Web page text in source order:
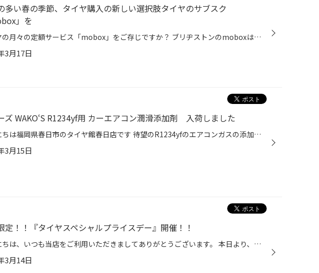
多い春の季節、タイヤ購入の新しい選択肢タイヤのサブスク
」を
タイヤの月々の定額サービス「mobox」をご存じですか？ ブリヂストンのmoboxはタイヤだけでなく、お車のメンテナンスも定額で利用できるサービスです。 春は新しいスタートを切る季節です。その一方で新生活の準備や、 お子様の入学・卒業に関わる行事など多くの出費が重なる時期でもあります。 ど...
3月17日
ズ WAKO‘S R1234yf用 カーエアコン潤滑添加剤 入荷しました
こんにちは福岡県春日市のタイヤ館春日店です 待望のR1234yfのエアコンガスの添加剤が ワコーズ WAKO‘S より発売されました。 ハイブリッド車、電気自動車にも対応しています。 経年劣化で減ったガスの補充と潤滑性向上が出来ます。 特徴 コンプレッサーのフリクションロス低減と潤滑性向上。 特殊...
3月15日
定！！『タイヤスペシャルプライスデー』開催！！
こんにちは、いつも当店をご利用いただきましてありがとうございます。 本日より、コクピット・タイヤ館におきまして、 期間限定！ サイズ限定！！ 数量限定！！！ お得にお買い求めいただける、「タイヤスペシャルプライスデー」がスタートします！ お得なタイヤのご紹介！！ ワゴンR、N-BOX、タン...
3月14日